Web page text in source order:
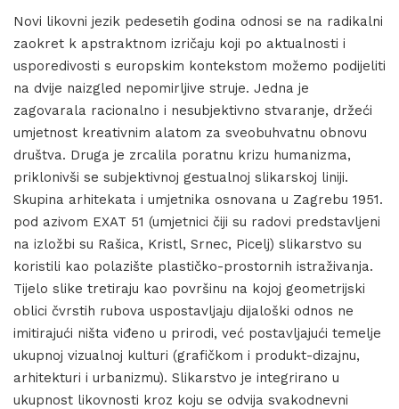
Novi likovni jezik pedesetih godina odnosi se na radikalni
zaokret k apstraktnom izričaju koji po aktualnosti i
usporedivosti s europskim kontekstom možemo podijeliti
na dvije naizgled nepomirljive struje. Jedna je
zagovarala racionalno i nesubjektivno stvaranje, držeći
umjetnost kreativnim alatom za sveobuhvatnu obnovu
društva. Druga je zrcalila poratnu krizu humanizma,
priklonivši se subjektivnoj gestualnoj slikarskoj liniji.
Skupina arhitekata i umjetnika osnovana u Zagrebu 1951.
pod azivom EXAT 51 (umjetnici čiji su radovi predstavljeni
na izložbi su Rašica, Kristl, Srnec, Picelj) slikarstvo su
koristili kao polazište plastičko-prostornih istraživanja.
Tijelo slike tretiraju kao površinu na kojoj geometrijski
oblici čvrstih rubova uspostavljaju dijaloški odnos ne
imitirajući ništa viđeno u prirodi, već postavljajući temelje
ukupnoj vizualnoj kulturi (grafičkom i produkt-dizajnu,
arhitekturi i urbanizmu). Slikarstvo je integrirano u
ukupnost likovnosti kroz koju se odvija svakodnevni